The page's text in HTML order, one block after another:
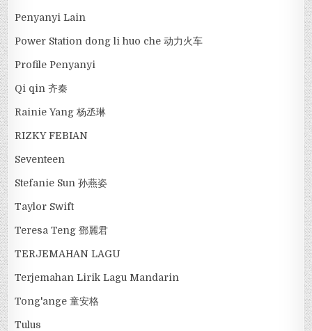
Penyanyi Lain
Power Station dong li huo che 动力火车
Profile Penyanyi
Qi qin 齐秦
Rainie Yang 杨丞琳
RIZKY FEBIAN
Seventeen
Stefanie Sun 孙燕姿
Taylor Swift
Teresa Teng 鄧麗君
TERJEMAHAN LAGU
Terjemahan Lirik Lagu Mandarin
Tong'ange 童安格
Tulus